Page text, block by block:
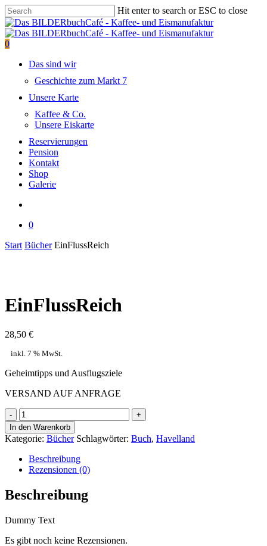
Skip
to
main
content
Hit enter to search or ESC to close
Close
Search
search
0
Das sind wir
Geschichte zum Markt 7
Unsere Karte
Kaffee & Co.
Unsere Eiskarte
Reservierungen
Pension
Kontakt
Shop
Galerie
0
Close
Start Bücher EinFlussReich
EinFlussReich
28,50 €
inkl. 7 % MwSt.
Geheimtipps und Ausflugsziele
VERSAND AUF ANFRAGE
EinFlussReich
Menge
In den Warenkorb
Kategorie: Bücher Schlagwörter: Buch, Havelland
Beschreibung
Rezensionen (0)
Beschreibung
Dummy Text
Es gibt noch keine Rezensionen.